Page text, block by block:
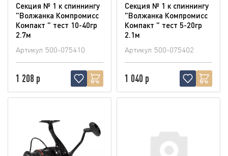
Секция № 1 к спиннингу
"Волжанка Компромисс
Компакт " тест 10-40гр
2.7м
Артикул 500-075410
1 208 р
Секция № 1 к спиннингу
"Волжанка Компромисс
Компакт " тест 5-20гр
2.1м
Артикул 500-075402
1 040 р